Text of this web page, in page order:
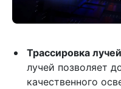
Трассировка лучей
лучей позволяет
качественного